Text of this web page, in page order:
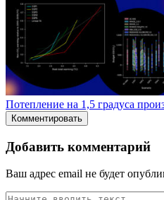
Потепление на 1,5 градуса
Комментировать
Добавить комментарий
Ваш адрес email не будет